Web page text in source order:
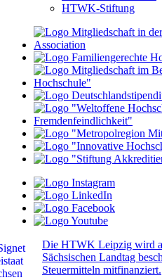
HTWK-Stiftung
Die HTWK Leipzig wird
Sächsischen Landtag
Steuermitteln mitfinanziert.